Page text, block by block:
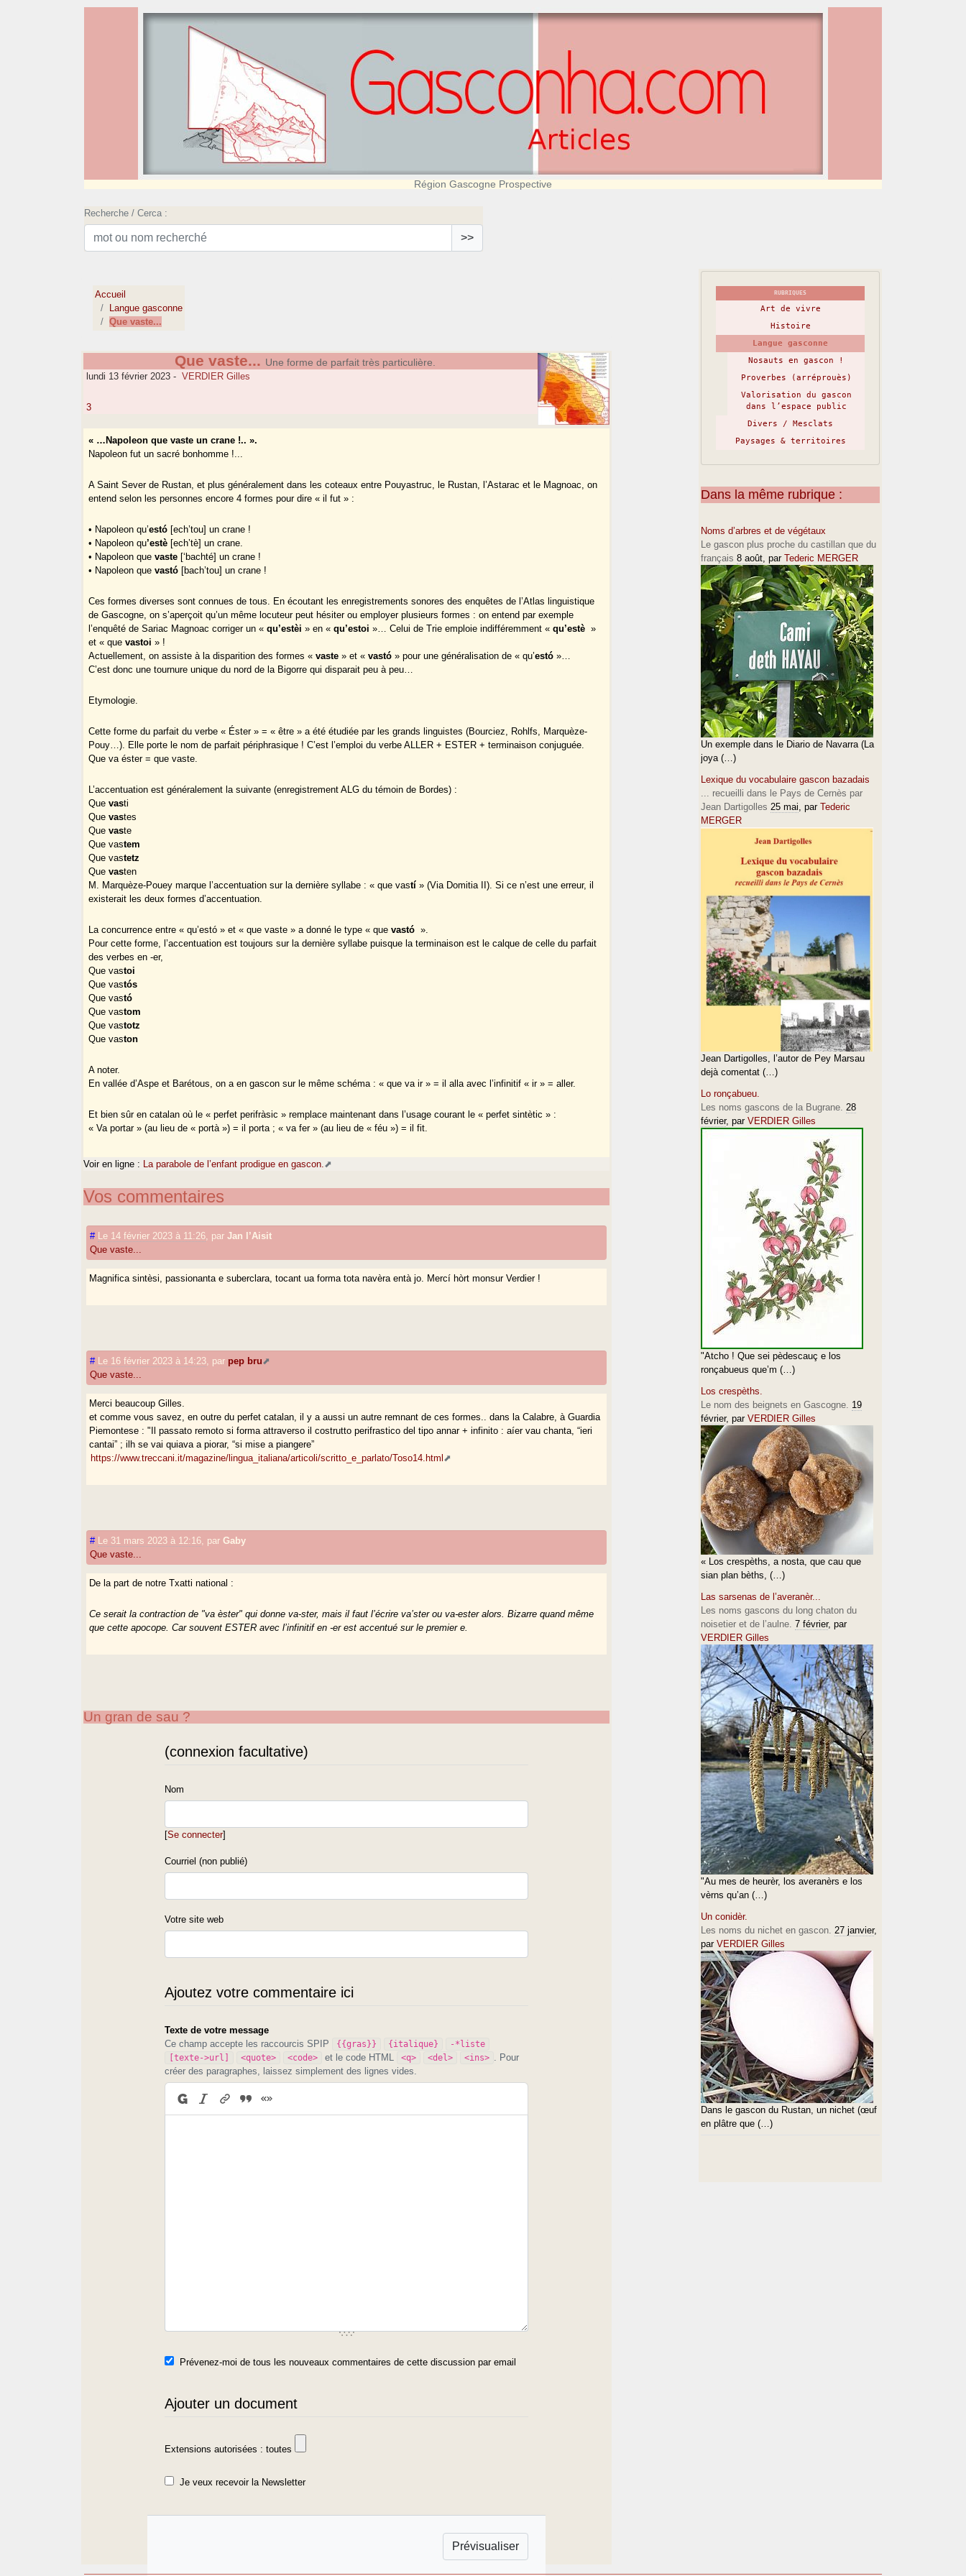
Région Gascogne Prospective
Recherche / Cerca :
>>
Accueil
Langue gasconne
Que vaste...
Que vaste... Une forme de parfait très particulière.
lundi 13 février 2023 - VERDIER Gilles
3
« …Napoleon que vaste un crane !.. ».
Napoleon fut un sacré bonhomme !...
A Saint Sever de Rustan, et plus généralement dans les coteaux entre Pouyastruc, le Rustan, l’Astarac et le Magnoac, on
entend selon les personnes encore 4 formes pour dire « il fut » :
• Napoleon qu’estó [ech’tou] un crane !
• Napoleon qu’estè [ech’tè] un crane.
• Napoleon quevaste [‘bachté] un crane !
• Napoleon quevastó [bach’tou] un crane !
Ces formes diverses sont connues de tous. En écoutant les enregistrements sonores des enquêtes de l’Atlas linguistique
de Gascogne, on s’aperçoit qu’un même locuteur peut hésiter ou employer plusieurs formes : on entend par exemple
l’enquêté de Sariac Magnoac corriger un «qu’estèi » en «qu’estoi »… Celui de Trie emploie indifféremment «qu’estè »
et « quevastoi » !
Actuellement, on assiste à la disparition des formes «vaste » et «vastó » pour une généralisation de « qu’estó »…
C’est donc une tournure unique du nord de la Bigorre qui disparait peu à peu…
Etymologie.
Cette forme du parfait du verbe « Éster » = « être » a été étudiée par les grands linguistes (Bourciez, Rohlfs, Marquèze-
Pouy…). Elle porte le nom de parfait périphrasique ! C’est l’emploi du verbe ALLER + ESTER + terminaison conjuguée.
Que va éster = que vaste.
L’accentuation est généralement la suivante (enregistrement ALG du témoin de Bordes) :
Que vasti
Quevastes
Quevaste
Que vastem
Que vastetz
Quevasten
M. Marquèze-Pouey marque l’accentuation sur la dernière syllabe : « que vastí » (Via Domitia II). Si ce n’est une erreur, il
existerait les deux formes d’accentuation.
La concurrence entre « qu’estó » et « que vaste » a donné le type « quevastó ».
Pour cette forme, l’accentuation est toujours sur la dernière syllabe puisque la terminaison est le calque de celle du parfait
des verbes en -er,
Que vastoi
Que vastós
Que vastó
Que vastom
Que vastotz
Que vaston
A noter.
En vallée d’Aspe et Barétous, on a en gascon sur le même schéma : « que va ir » = il alla avec l’infinitif « ir » = aller.
Et bien sûr en catalan où le « perfet perifràsic » remplace maintenant dans l’usage courant le « perfet sintètic » :
« Va portar » (au lieu de « portà ») = il porta ; « va fer » (au lieu de « féu ») = il fit.
Voir en ligne : La parabole de l’enfant prodigue en gascon.
Vos commentaires
# Le 14 février 2023 à 11:26 parJan l’Aisit
Que vaste...
Magnifica sintèsi, passionanta e suberclara, tocant ua forma tota navèra entà jo. Mercí hòrt monsur Verdier !
# Le 16 février 2023 à 14:23 par pep bru
Que vaste...
Merci beaucoup Gilles.
et comme vous savez, en outre du perfet catalan, il y a aussi un autre remnant de ces formes.. dans la Calabre, à Guardia
Piemontese : "Il passato remoto si forma attraverso il costrutto perifrastico del tipo annar + infinito : aíer vau chanta, “ieri
cantai” ; ilh se vai quiava a piorar, “si mise a piangere”
https://www.treccani.it/magazine/lingua_italiana/articoli/scritto_e_parlato/Toso14.html
# Le 31 mars 2023 à 12:16 parGaby
Que vaste...
De la part de notre Txatti national :
Ce serait la contraction de "va èster" qui donne va-ster, mais il faut l’écrire va’ster ou va-ester alors. Bizarre quand même
que cette apocope. Car souvent ESTER avec l’infinitif en -er est accentué sur le premier e.
Un gran de sau ?
(connexion facultative)
Nom
[Se connecter]
Courriel (non publié)
Votre site web
Ajoutez votre commentaire ici
Texte de votre message
Ce champ accepte les raccourcis SPIP
{{gras}} {italique}
-*liste
[texte->url]
<quote> <code> et le code HTML <q> <del> <ins>
. Pour
créer des paragraphes, laissez simplement des lignes vides.
Prévenez-moi de tous les nouveaux commentaires de cette discussion par email
Ajouter un document
Extensions autorisées : toutes
Je veux recevoir la Newsletter
RUBRIQUES
Art de vivre
Histoire
Langue gasconne
Nosauts en gascon !
Proverbes (arréprouès)
Valorisation du gascon
dans l’espace public
Divers / Mesclats
Paysages & territoires
Dans la même rubrique :
Noms d’arbres et de végétaux
Le gascon plus proche du castillan que du
français 8 août, par Tederic MERGER
Un exemple dans le Diario de Navarra (La
joya (…)
Lexique du vocabulaire gascon bazadais
... recueilli dans le Pays de Cernès par
Jean Dartigolles 25 mai, par Tederic
MERGER
Jean Dartigolles, l’autor de Pey Marsau
dejà comentat (…)
Lo ronçabueu.
Les noms gascons de la Bugrane. 28
février, par VERDIER Gilles
"Atcho ! Que sei pèdescauç e los
ronçabueus que’m (…)
Los crespèths.
Le nom des beignets en Gascogne. 19
février, par VERDIER Gilles
« Los crespèths, a nosta, que cau que
sian plan bèths, (…)
Las sarsenas de l’averanèr...
Les noms gascons du long chaton du
noisetier et de l’aulne. 7 février, par
VERDIER Gilles
"Au mes de heurèr, los averanèrs e los
vèrns qu’an (…)
Un conidèr.
Les noms du nichet en gascon. 27 janvier,
par VERDIER Gilles
Dans le gascon du Rustan, un nichet (œuf
en plâtre que (…)